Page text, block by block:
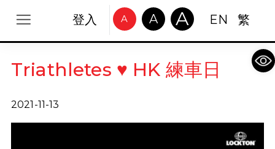
登入 A A A EN 繁
Triathletes ♥ HK 練車日
2021-11-13